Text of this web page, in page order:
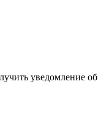
уведомление об